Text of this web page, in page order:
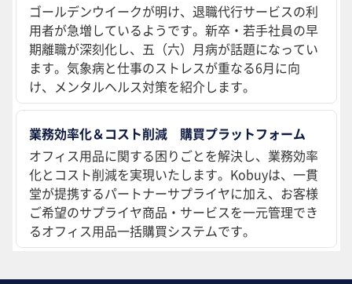
ゴールデンウイークが明け、退職代行サービスの利
用者が急増しているようです。新卒・若手社員の早
期離職が深刻化し、五（六）月病が話題になってい
ます。気象病と仕事のストレスが重なる6月に向
け、メンタルヘルス対策を紹介します。
業務効率化＆コスト削減 購買プラットフォーム
オフィス用品に関する困りごとを解決し、業務効率
化とコスト削減を実現いたします。Kobuyは、一貫
堂が提携するパートナーサプライヤに加え、お客様
ご希望のサプライヤ商品・サービスを一元管理でき
るオフィス用品一括購買システムです。